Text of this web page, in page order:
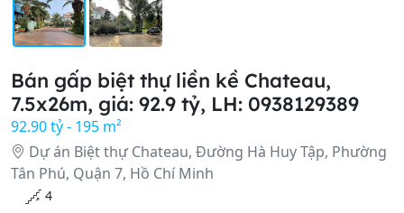
Bán gấp biệt thự liền kề Chateau,
7.5x26m, giá: 92.9 tỷ, LH: 0938129389
92.90 tỷ - 195 m²
Dự án Biệt thự Chateau, Đường Hà Huy Tập, Phường
Tân Phú, Quận 7, Hồ Chí Minh
4